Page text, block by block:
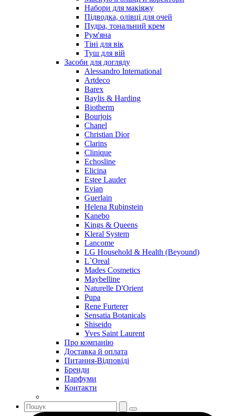
Набори для макіяжу
Підводка, олівці для очей
Пудра, тональний крем
Рум'яна
Тіні для вік
Туш для вій
Засоби для догляду
Alessandro International
Artdeco
Barex
Baylis & Harding
Biotherm
Bourjois
Chanel
Christian Dior
Clarins
Clinique
Echosline
Elicina
Estee Lauder
Evian
Guerlain
Helena Rubinstein
Kanebo
Kings & Queens
Kleral System
Lancome
LG Household & Health (Beyound)
L`Oreal
Mades Cosmetics
Maybelline
Naturelle D'Orient
Pupa
Rene Furterer
Sensatia Botanicals
Shiseido
Yves Saint Laurent
Про компанію
Доставка й оплата
Питання-Відповіді
Бренди
Парфуми
Контакти